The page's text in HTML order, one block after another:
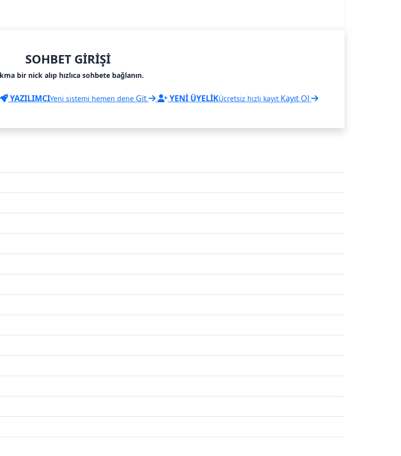
SOHBET GIRIŞI
bir nick alıp hızlıca sohbete bağlanın.
YAZILIMCIYeni sistemi hemen dene Git YENİ ÜYELİKÜcretsiz hızlı kayıt Kayıt Ol